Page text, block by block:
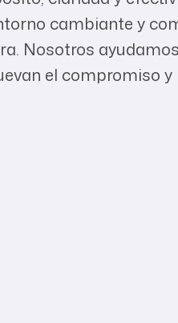
cambiante y
Nosotros
el compromiso